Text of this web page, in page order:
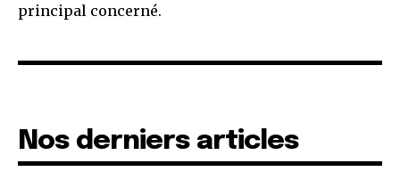
principal concerné.
Nos derniers articles